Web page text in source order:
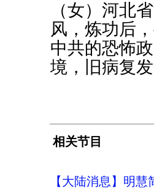
（女）河北
风，炼功后
中共的恐怖
境，旧病复
相关节目
【大陆消息】明